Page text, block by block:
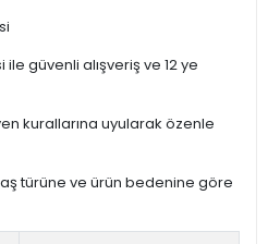
güvenli alışveriş ve 12 ye
kurallarına uyularak özenle
türüne ve ürün bedenine göre